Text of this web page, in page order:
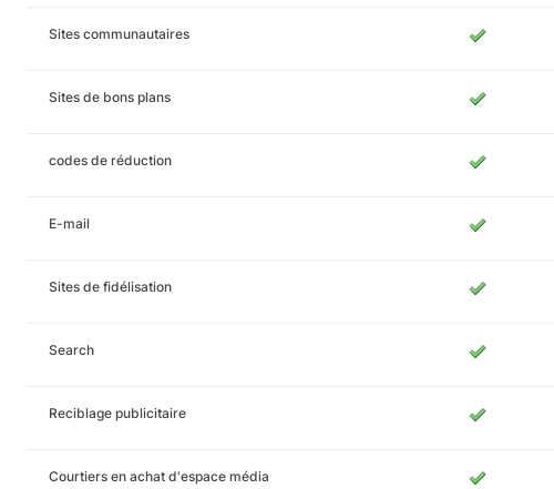
Sites communautaires
Sites de bons plans
codes de réduction
E-mail
Sites de fidélisation
Search
Reciblage publicitaire
Courtiers en achat d'espace média